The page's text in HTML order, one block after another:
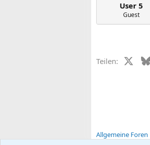
User 5
Guest
Teilen: X
Allgemeine Foren